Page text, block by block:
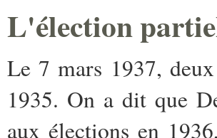
L'élection
Le 7 mars 1937,
1935. On a dit que
aux élections en